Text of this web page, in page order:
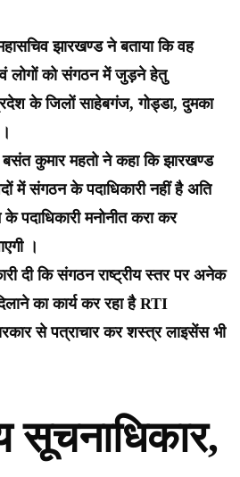
झारखण्ड ने बताया कि वह
लोगों को संगठन में जुड़ने हेतु
के जिलों साहेबगंज, गोड्डा, दुमका
कुमार महतो ने कहा कि झारखण्ड
में संगठन के पदाधिकारी नहीं है अति
पदाधिकारी मनोनीत करा कर
।
दी कि संगठन राष्ट्रीय स्तर पर अनेक
का कार्य कर रहा है RTI
से पत्राचार कर शस्त्र लाइसेंस भी
सूचनाधिकार,